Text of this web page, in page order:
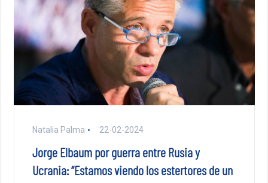
Natalia Palma 22-02-2024
Jorge Elbaum por guerra entre Rusia y
Ucrania: “Estamos viendo los estertores de un